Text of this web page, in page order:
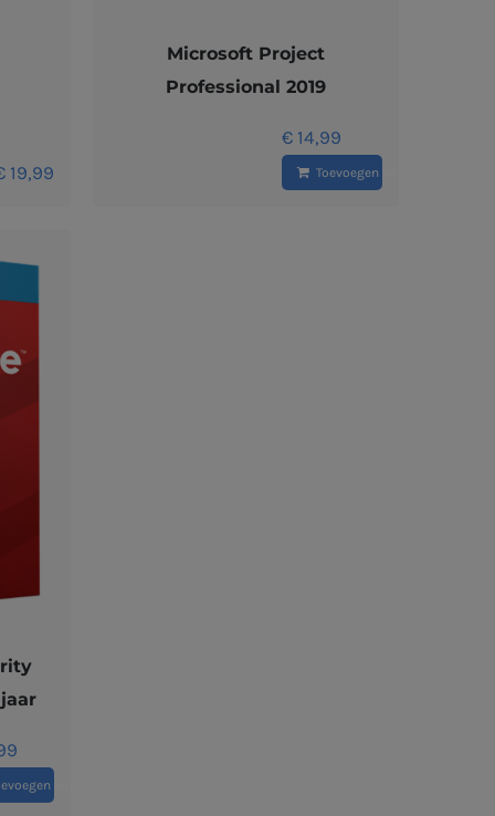
19,99
Microsoft Project
Professional 2019
€ 14,99
Toevoegen aan winkelwagen
aan winkelwagen